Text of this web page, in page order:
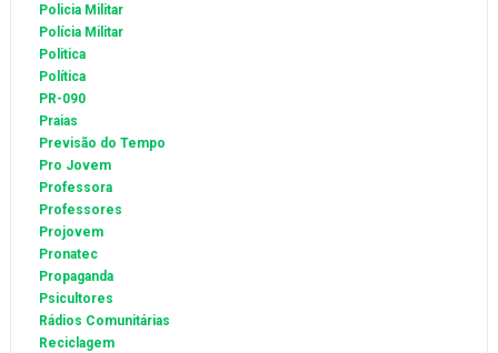
Policia Militar
Polícia Militar
Politica
Política
PR-090
Praias
Previsão do Tempo
Pro Jovem
Professora
Professores
Projovem
Pronatec
Propaganda
Psicultores
Rádios Comunitárias
Reciclagem